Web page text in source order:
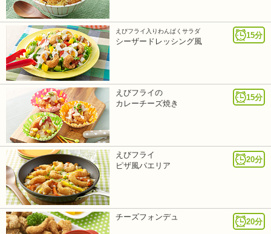
15分
えびフライ入りわんぱくサラダ
シーザードレッシング風
15分
えびフライの
カレーチーズ焼き
20分
えびフライ
ピザ風パエリア
20分
チーズフォンデュ